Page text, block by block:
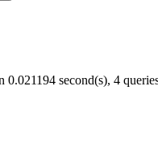
0.021194 second(s), 4